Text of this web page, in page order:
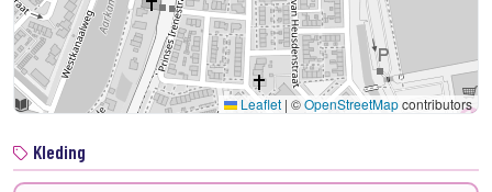
Leaflet | ©OpenStreetMapcontributors
Kleding